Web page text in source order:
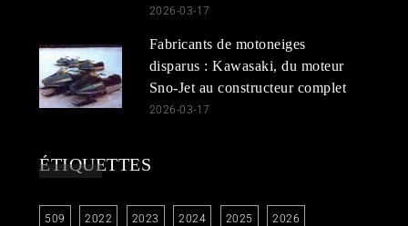
2026-03-17
Fabricants de motoneiges
disparus : Kawasaki, du moteur
Sno-Jet au constructeur complet
2026-03-17
ÉTIQUETTES
509 2022 2023 2024 2025 2026